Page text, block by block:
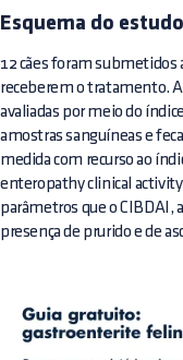
Esquema do estudo
12 cães foram submetidos
receberem o tratamento.
avaliadas por meio do
amostras sanguíneas e
medida com recurso ao
enteropathy clinical
parâmetros que o CIBDAI,
presença de prurido e de